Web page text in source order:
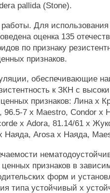
pallida (Stone).
Для
оценка 135
по признаку
признаков.
обеспечивающие
к ЗКН с
признаков: Лина х
96.5-7 х Maestro, Condor х
х Adora, 81.14/61 х
Наяда, Arosa х Наяда,
признаков в
форм и
типа устойчивый х